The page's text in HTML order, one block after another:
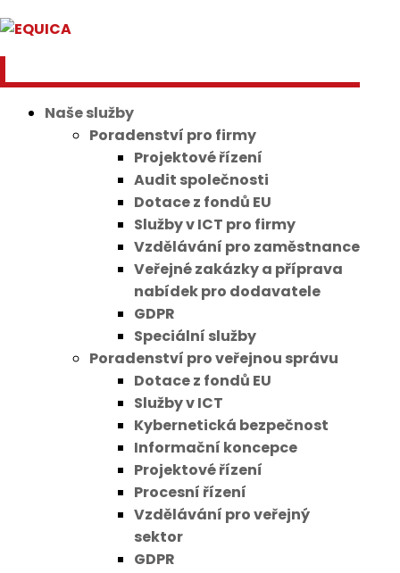
Naše služby
Poradenství pro firmy
Projektové řízení
Audit společnosti
Dotace z fondů EU
Služby v ICT pro firmy
Vzdělávání pro zaměstnance
Veřejné zakázky a příprava
nabídek pro dodavatele
GDPR
Speciální služby
Poradenství pro veřejnou správu
Dotace z fondů EU
Služby v ICT
Kybernetická bezpečnost
Informační koncepce
Projektové řízení
Procesní řízení
Vzdělávání pro veřejný
sektor
GDPR